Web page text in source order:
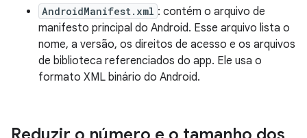
AndroidManifest.xml : contém o arquivo de
manifesto principal do Android. Esse arquivo lista o
nome, a versão, os direitos de acesso e os arquivos
de biblioteca referenciados do app. Ele usa o
formato XML binário do Android.